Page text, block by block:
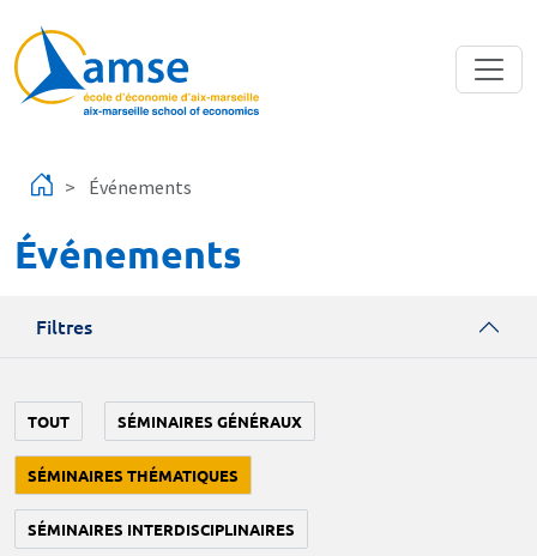
Événements
Événements
Filtres
TOUT SÉMINAIRES GÉNÉRAUX
SÉMINAIRES THÉMATIQUES
SÉMINAIRES INTERDISCIPLINAIRES